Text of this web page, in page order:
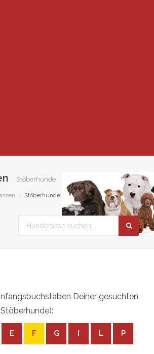
Stöberhunde
Stöberhunde
Deiner gesuchten
E F G I L P